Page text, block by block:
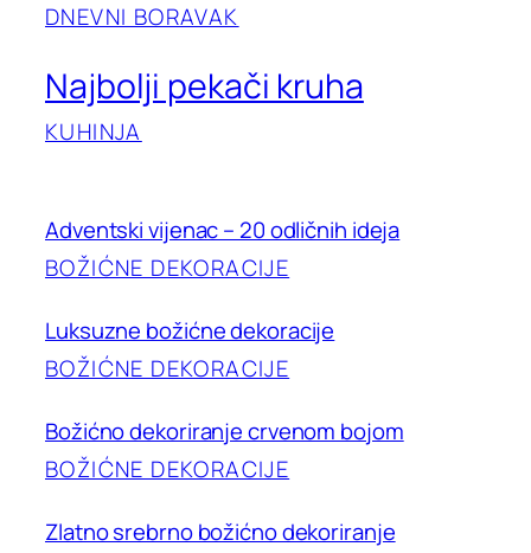
DNEVNI BORAVAK
Najbolji pekači kruha
KUHINJA
Adventski vijenac – 20 odličnih ideja
BOŽIĆNE DEKORACIJE
Luksuzne božićne dekoracije
BOŽIĆNE DEKORACIJE
Božićno dekoriranje crvenom bojom
BOŽIĆNE DEKORACIJE
Zlatno srebrno božićno dekoriranje